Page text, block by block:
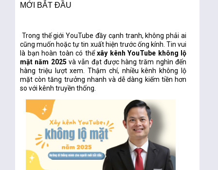
MỚI BẮT ĐẦU
Trong thế giới YouTube đầy cạnh tranh, không phải ai
cũng muốn hoặc tự tin xuất hiện trước ống kính. Tin vui
là bạn hoàn toàn có thểxây kênh YouTube không lộ
mặt năm 2025 và vẫn đạt được hàng trăm nghìn đến
hàng triệu lượt xem. Thậm chí, nhiều kênh không lộ
mặt còn tăng trưởng nhanh và dễ dàng kiếm tiền hơn
so với kênh truyền thống.